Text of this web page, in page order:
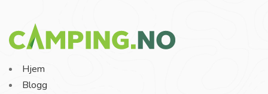
Hjem
Blogg